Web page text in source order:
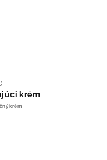
krém
krém